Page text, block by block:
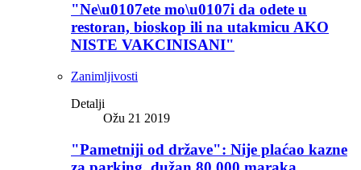
"Ne\u0107ete mo\u0107i da odete u
restoran, bioskop ili na utakmicu AKO
NISTE VAKCINISANI"
Zanimljivosti
Detalji
Ožu 21 2019
"Pametniji od države": Nije plaćao kazne